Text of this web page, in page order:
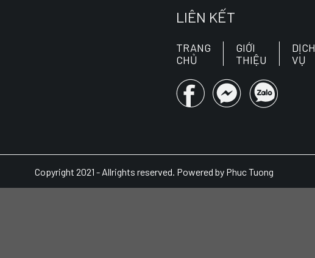
LIÊN KẾT
TRANG
CHỦ
GIỚI
THIỆU
DỊCH
VỤ
Copyright 2021 - Allrights reserved. Powered by Phuc Tuong